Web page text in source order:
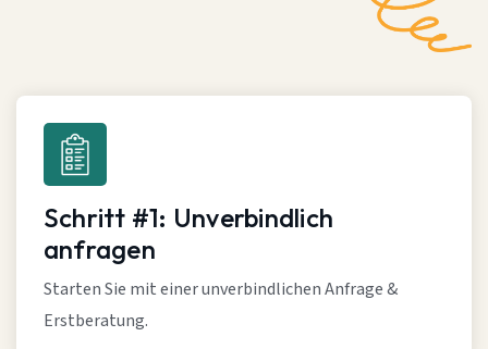
Schritt #1: Unverbindlich
anfragen
Starten Sie mit einer unverbindlichen Anfrage &
Erstberatung.